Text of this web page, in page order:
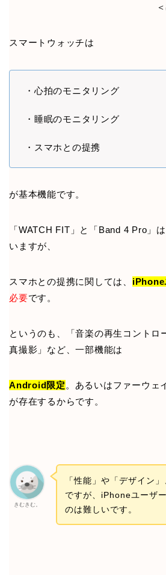
スマートウォッチは
・心拍のモニタリング
・睡眠のモニタリング
・スマホとの提携
が基本機能です。
「WATCH FIT」と「Band 4 Pro」
いますが、
スマホとの提携に関しては、 iPhone
必要です。
というのも、「音楽の再生コントロ
真撮影」など、一部機能は
Android限定 。あるいはファーウェ
が存在するからです。
きむきむ。
「性能」や「デザイン
ですが、iPhoneユーザ
のは難しいです。